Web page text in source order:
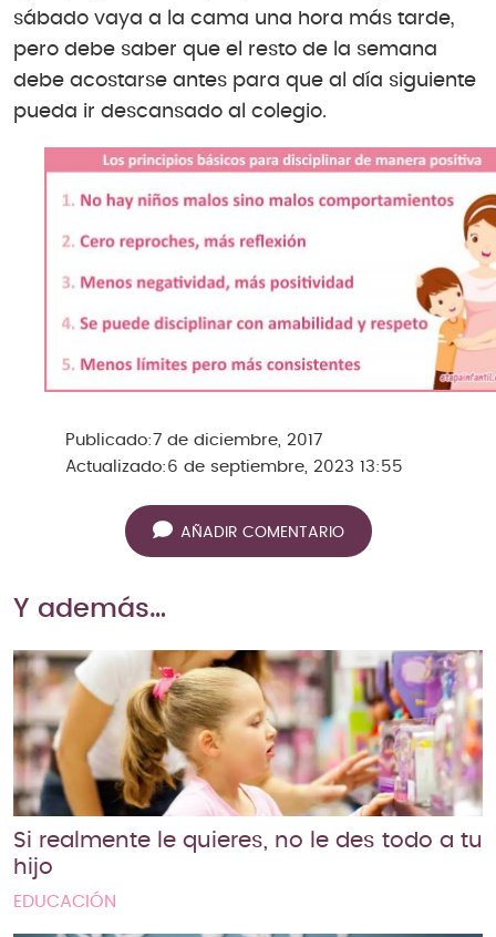
sábado vaya a la cama una hora más tarde,
pero debe saber que el resto de la semana
debe acostarse antes para que al día siguiente
pueda ir descansado al colegio.
Publicado:7 de diciembre, 2017
Actualizado: 6 de septiembre, 2023 13:55
AÑADIR COMENTARIO
Y además…
Si realmente le quieres, no le des todo a tu
hijo
EDUCACIÓN